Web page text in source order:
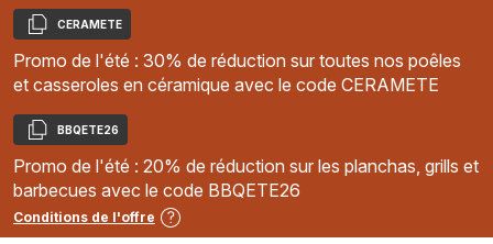
Copier
CERAMETE
Promo de l'été : 30% de réduction sur toutes nos poêles
et casseroles en céramique avec le code CERAMETE
Copier
BBQETE26
Promo de l'été : 20% de réduction sur les planchas, grills et
barbecues avec le code BBQETE26
Conditions de l'offre